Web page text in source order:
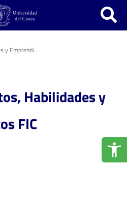
FIC
Habilidades y
FIC